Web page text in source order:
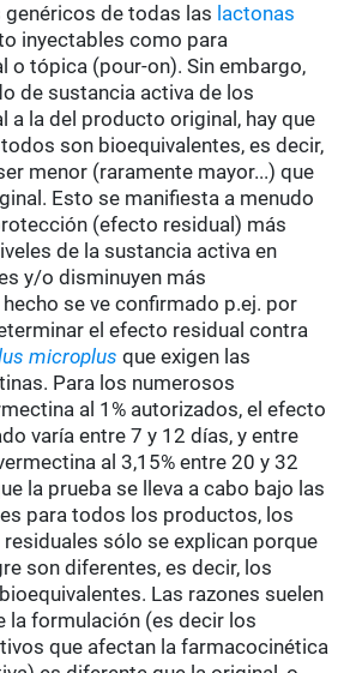
genéricos de todas las lactonas
inyectables como para
o tópica (pour-on). Sin embargo,
de sustancia activa de los
a la del producto original, hay que
son bioequivalentes, es decir,
menor (raramente mayor...) que
Esto se manifiesta a menudo
(efecto residual) más
de la sustancia activa en
y/o disminuyen más
se ve confirmado p.ej. por
el efecto residual contra
microplus que exigen las
Para los numerosos
al 1% autorizados, el efecto
varía entre 7 y 12 días, y entre
al 3,15% entre 20 y 32
la prueba se lleva a cabo bajo las
para todos los productos, los
sólo se explican porque
son diferentes, es decir, los
Las razones suelen
la formulación (es decir los
que afectan la farmacocinética